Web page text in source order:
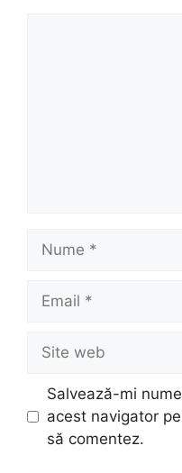
web
Salvează-mi
acest navigator
să comentez.